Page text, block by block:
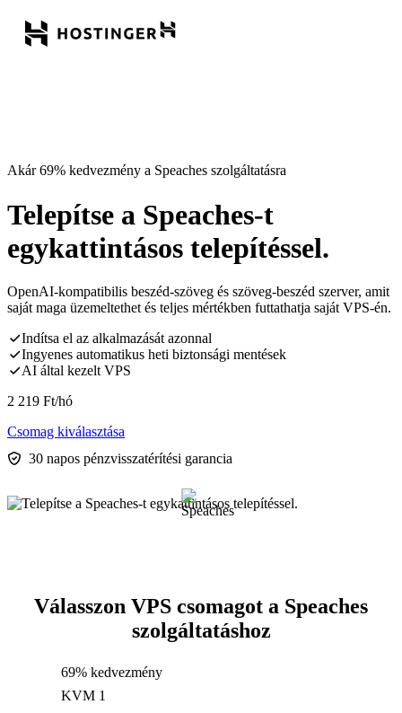
Akár 69% kedvezmény a Speaches szolgáltatásra
Telepítse a Speaches-t
egykattintásos telepítéssel.
OpenAI-kompatibilis beszéd-szöveg és szöveg-beszéd szerver, amit
saját maga üzemeltethet és teljes mértékben futtathatja saját VPS-én.
Indítsa el az alkalmazását azonnal
Ingyenes automatikus heti biztonsági mentések
AI által kezelt VPS
2 219 Ft/hó
Csomag kiválasztása
30 napos pénzvisszatérítési garancia
Válasszon VPS csomagot a Speaches
szolgáltatáshoz
69% kedvezmény
KVM 1